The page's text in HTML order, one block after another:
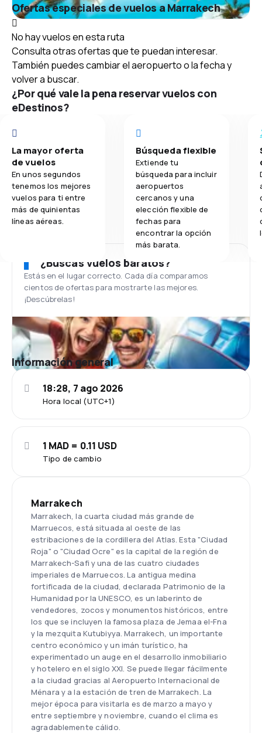
Ofertas especiales de vuelos a Marrakech
No hay vuelos en esta ruta
Consulta otras ofertas que te puedan interesar.
También puedes cambiar el aeropuerto o la fecha y
volver a buscar.
¿Por qué vale la pena reservar vuelos con
eDestinos?
La mayor oferta
de vuelos
En unos segundos
tenemos los mejores
vuelos para ti entre
más de quinientas
líneas aéreas.
Búsqueda flexible
Extiende tu
búsqueda para incluir
aeropuertos
cercanos y una
elección flexible de
fechas para
encontrar la opción
más barata.
¿Buscas vuelos baratos?
Estás en el lugar correcto. Cada día comparamos
cientos de ofertas para mostrarte las mejores.
¡Descúbrelas!
Información general
Hora local (UTC+1)
18:28, 7 ago 2026
Tipo de cambio
1 MAD = 0.11 USD
Marrakech
Marrakech, la cuarta ciudad más grande de
Marruecos, está situada al oeste de las
estribaciones de la cordillera del Atlas. Esta "Ciudad
Roja" o "Ciudad Ocre" es la capital de la región de
Marrakech-Safi y una de las cuatro ciudades
imperiales de Marruecos. La antigua medina
fortificada de la ciudad, declarada Patrimonio de la
Humanidad por la UNESCO, es un laberinto de
vendedores, zocos y monumentos históricos, entre
los que se incluyen la famosa plaza de Jemaa el-Fna
y la mezquita Kutubiyya. Marrakech, un importante
centro económico y un imán turístico, ha
experimentado un auge en el desarrollo inmobiliario
y hotelero en el siglo XXI. Se puede llegar fácilmente
a la ciudad gracias al Aeropuerto Internacional de
Ménara y a la estación de tren de Marrakech. La
mejor época para visitarla es de marzo a mayo y
entre septiembre y noviembre, cuando el clima es
agradablemente cálido.